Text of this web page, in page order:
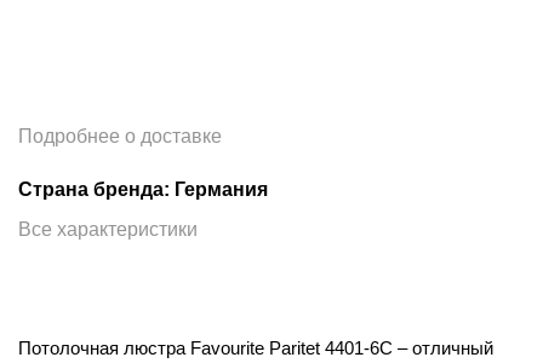
Подробнее о доставке
Страна бренда: Германия
Все характеристики
Потолочная люстра Favourite Paritet 4401-6C – отличный